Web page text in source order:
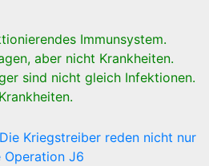
Immunsystem.
aber nicht Krankheiten.
sind nicht gleich Infektionen.
Die Kriegstreiber reden nicht nur
Operation J6